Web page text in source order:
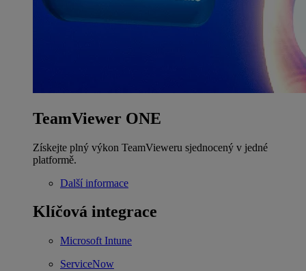
TeamViewer ONE
Získejte plný výkon TeamVieweru sjednocený v jedné
platformě.
Další informace
Klíčová integrace
Microsoft Intune
ServiceNow